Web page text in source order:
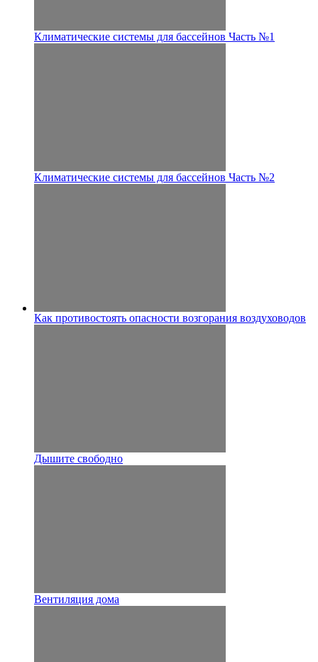
Климатические системы для бассейнов Часть №1
Климатические системы для бассейнов Часть №2
Как противостоять опасности возгорания воздуховодов
Дышите свободно
Вентиляция дома